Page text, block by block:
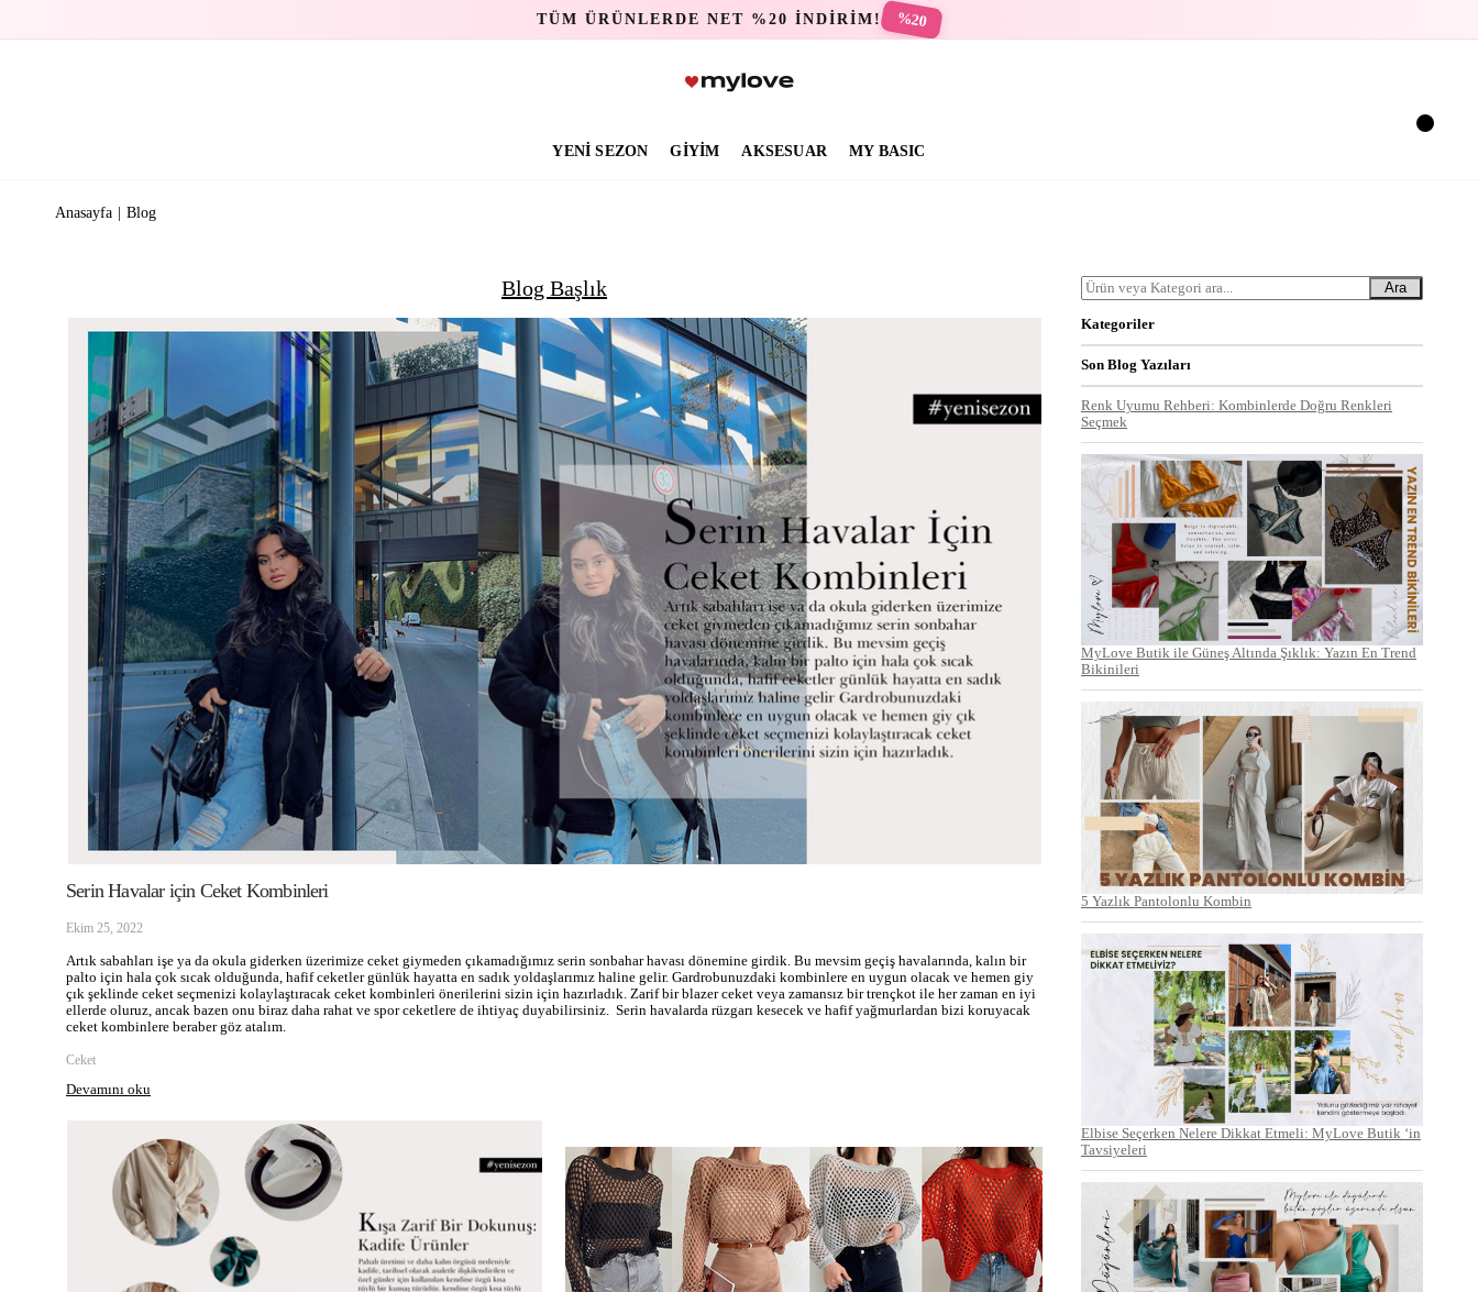
TÜM ÜRÜNLERDE NET %20 İNDİRİM! %20
YENİ SEZON GİYİM AKSESUAR MY BASIC
Anasayfa Blog
Blog Başlık
Serin Havalar için Ceket Kombinleri
Ekim 25, 2022
Artık sabahları işe ya da okula giderken üzerimize ceket giymeden çıkamadığımız serin sonbahar havası dönemine girdik. Bu mevsim geçiş havalarında, kalın bir
palto için hala çok sıcak olduğunda, hafif ceketler günlük hayatta en sadık yoldaşlarımız haline gelir. Gardrobunuzdaki kombinlere en uygun olacak ve hemen giy
çık şeklinde ceket seçmenizi kolaylaştıracak ceket kombinleri önerilerini sizin için hazırladık. Zarif bir blazer ceket veya zamansız bir trençkot ile her zaman en iyi
ellerde oluruz, ancak bazen onu biraz daha rahat ve spor ceketlere de ihtiyaç duyabilirsiniz. Serin havalarda rüzgarı kesecek ve hafif yağmurlardan bizi koruyacak
ceket kombinlere beraber göz atalım.
Ceket
Devamını oku
Ara
Kategoriler
Son Blog Yazıları
Renk Uyumu Rehberi: Kombinlerde Doğru Renkleri
Seçmek
MyLove Butik ile Güneş Altında Şıklık: Yazın En Trend
Bikinileri
5 Yazlık Pantolonlu Kombin
Elbise Seçerken Nelere Dikkat Etmeli: MyLove Butik ‘in
Tavsiyeleri